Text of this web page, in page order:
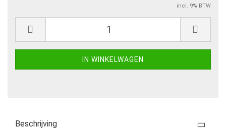
incl. 9% BTW
Beschrijving